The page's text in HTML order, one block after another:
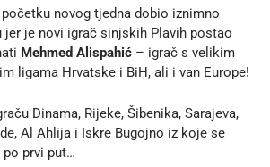
novog tjedna dobio iznimno
jer je novi igrač sinjskih Plavih postao
Mehmed Alispahić – igrač s velikim
ligama Hrvatske i BiH, ali i van Europe!
Dinama, Rijeke, Šibenika, Sarajeva,
Al Ahlija i Iskre Bugojno iz koje se
prvi put…